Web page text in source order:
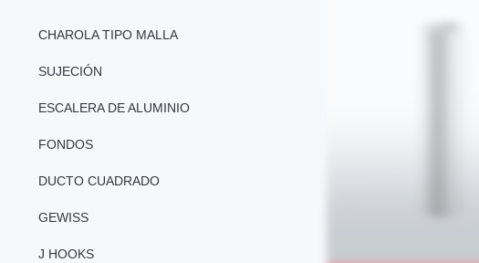
CHAROLA TIPO MALLA
SUJECIÓN
ESCALERA DE ALUMINIO
FONDOS
DUCTO CUADRADO
GEWISS
J HOOKS